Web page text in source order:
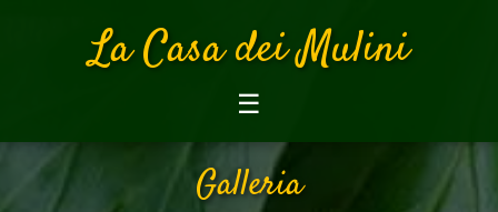
La Casa dei Mulini
☰
Galleria